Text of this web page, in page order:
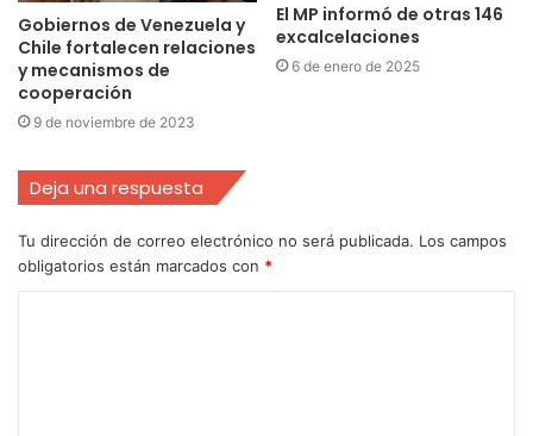
Gobiernos de Venezuela y
Chile fortalecen relaciones
y mecanismos de
cooperación
9 de noviembre de 2023
El MP informó de otras 146
excalcelaciones
6 de enero de 2025
Deja una respuesta
Tu dirección de correo electrónico no será publicada. Los campos
obligatorios están marcados con *